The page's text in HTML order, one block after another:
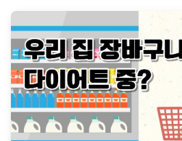
의 모습이 고스란히 담겨 있습니다. 연령